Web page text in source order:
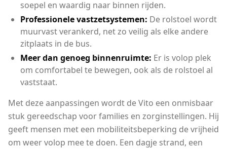
soepel en waardig naar binnen rijden.
Professionele vastzetsystemen: De rolstoel wordt
muurvast verankerd, net zo veilig als elke andere
zitplaats in de bus.
Meer dan genoeg binnenruimte: Er is volop plek
om comfortabel te bewegen, ook als de rolstoel al
vaststaat.
Met deze aanpassingen wordt de Vito een onmisbaar
stuk gereedschap voor families en zorginstellingen. Hij
geeft mensen met een mobiliteitsbeperking de vrijheid
om weer volop mee te doen. Een dagje strand, een